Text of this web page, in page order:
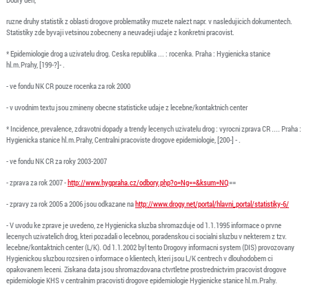
ruzne druhy statistik z oblasti drogove problematiky muzete nalezt napr. v nasledujicich dokumentech.
Statistiky zde byvaji vetsinou zobecneny a neuvadeji udaje z konkretni pracovist.
* Epidemiologie drog a uzivatelu drog. Ceska republika ... : rocenka. Praha : Hygienicka stanice
hl.m.Prahy, [199-?]- .
- ve fondu NK CR pouze rocenka za rok 2000
- v uvodnim textu jsou zmineny obecne statisticke udaje z lecebne/kontaktnich center
* Incidence, prevalence, zdravotni dopady a trendy lecenych uzivatelu drog : vyrocni zprava CR .... Praha :
Hygienicka stanice hl.m.Prahy, Centralni pracoviste drogove epidemiologie, [200-] - .
- ve fondu NK CR za roky 2003-2007
- zprava za rok 2007 -http://www.hygpraha.cz/odbory.php?o=Ng==&ksum=NQ==
- zpravy za rok 2005 a 2006 jsou odkazane nahttp://www.drogy.net/portal/hlavni_portal/statistiky-6/
- V uvodu ke zprave je uvedeno, ze Hygienicka sluzba shromazduje od 1.1.1995 informace o prvne
lecenych uzivatelich drog, kteri pozadali o lecebnou, poradenskou ci socialni sluzbu v nekterem z tzv.
lecebne/kontaktnich center (L/K). Od 1.1.2002 byl tento Drogovy informacni system (DIS) provozovany
Hygienickou sluzbou rozsiren o informace o klientech, kteri jsou L/K centrech v dlouhodobem ci
opakovanem leceni. Ziskana data jsou shromazdovana ctvrtletne prostrednictvim pracovist drogove
epidemiologie KHS v centralnim pracovisti drogove epidemiologie Hygienicke stanice hl.m.Prahy.